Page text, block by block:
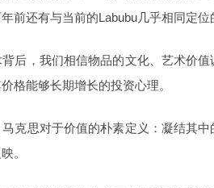
前还有与当前的Labubu几乎相同定位
后，我们相信物品的文化、艺术价
格能够长期增长的投资心理。
克思对于价值的朴素定义：凝结其
。